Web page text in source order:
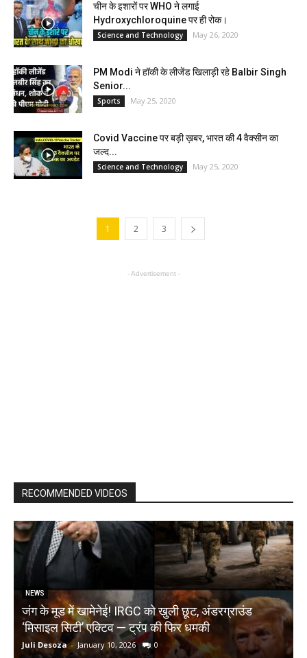
चीन के इशारों पर WHO ने लगाई
Hydroxychloroquine पर ही रोक।
Science and Technology May 26, 2020
PM Modi ने हॉकी के लीजेंड खिलाड़ी रहे Balbir Singh
Senior...
Sports May 25, 2020
Covid Vaccine पर बड़ी ख़बर, भारत की 4 वैक्सीन का
जल्द...
Science and Technology May 25, 2020
1 2 3
- Advertisement -
RECOMMENDED VIDEOS
NEWS
जंग के मूड में खामेनेई! IRGC को खुली छूट, अंडरग्राउंड
‘मिसाइल सिटी’ एक्टिव — ट्रंप की फिर धमकी
Juli Desoza - January 10, 2026 0